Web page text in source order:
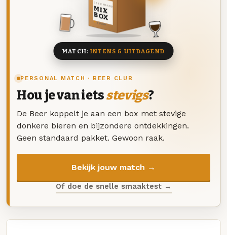
PERSONAL MATCH · BEER CLUB
Hou je van ietsstevigs?
De Beer koppelt je aan een box met stevige
donkere bieren en bijzondere ontdekkingen.
Geen standaard pakket. Gewoon raak.
Bekijk jouw match →
Of doe de snelle smaaktest →
DEZE MAAND
MIX
BOX
8 BIEREN
MATCH:INTENS & UITDAGEND